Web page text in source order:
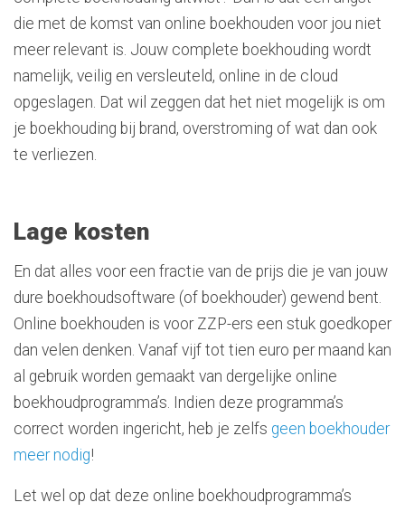
die met de komst van online boekhouden voor jou niet
meer relevant is. Jouw complete boekhouding wordt
namelijk, veilig en versleuteld, online in de cloud
opgeslagen. Dat wil zeggen dat het niet mogelijk is om
je boekhouding bij brand, overstroming of wat dan ook
te verliezen.
Lage kosten
En dat alles voor een fractie van de prijs die je van jouw
dure boekhoudsoftware (of boekhouder) gewend bent.
Online boekhouden is voor ZZP-ers een stuk goedkoper
dan velen denken. Vanaf vijf tot tien euro per maand kan
al gebruik worden gemaakt van dergelijke online
boekhoudprogramma’s. Indien deze programma’s
correct worden ingericht, heb je zelfs geen boekhouder
meer nodig!
Let wel op dat deze online boekhoudprogramma’s